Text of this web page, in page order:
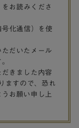
をお読みくださ
化通信）を使
だいたメール
きました内容
ますので、恐れ
お願い申し上